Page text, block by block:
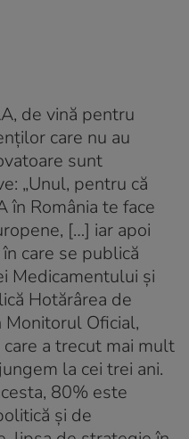
de vină pentru
care nu au
sunt
„Unul, pentru că
în România te face
[…] iar apoi
care se publică
Medicamentului și
Hotărârea de
Monitorul Oficial,
a trecut mai mult
la cei trei ani.
80% este
și de